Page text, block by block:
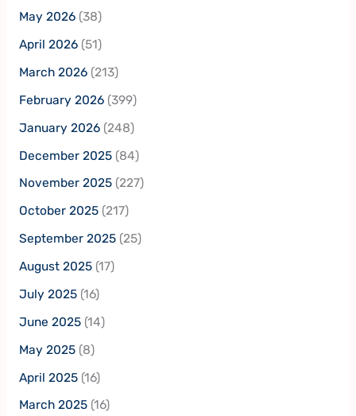
May 2026(38)
April 2026(51)
March 2026(213)
February 2026(399)
January 2026(248)
December 2025(84)
November 2025(227)
October 2025(217)
September 2025(25)
August 2025(17)
July 2025(16)
June 2025(14)
May 2025(8)
April 2025(16)
March 2025(16)